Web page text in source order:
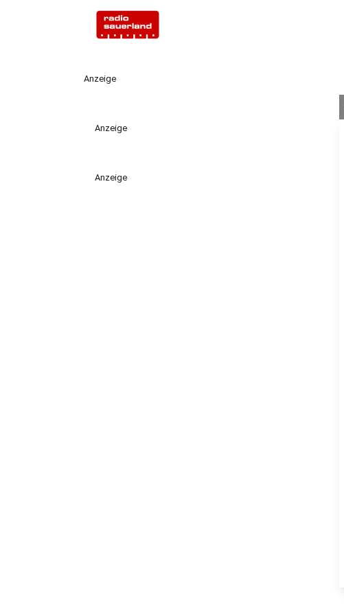
Anzeige
Anzeige
Anzeige